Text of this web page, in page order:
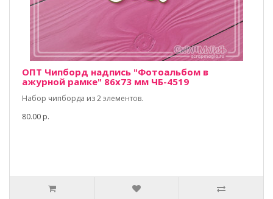
ОПТ Чипборд надпись "Фотоальбом в
ажурной рамке" 86х73 мм ЧБ-4519
Набор чипборда из 2 элементов.
80.00 р.